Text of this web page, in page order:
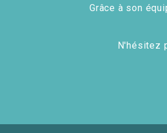
Grâce à son
N'hésitez